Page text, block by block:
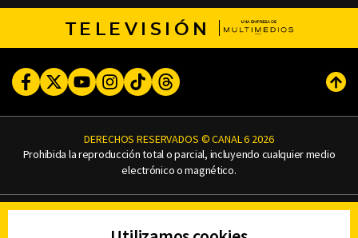
TELEVISIÓN
FacebookTwitterYoutubeInstagram
TikTokThreads
DERECHOS RESERVADOS © CANAL 6 2026
Prohibida la reproducción total o parcial, incluyendo cualquier medio
electrónico o magnético.
AVISO DE PRIVACIDAD